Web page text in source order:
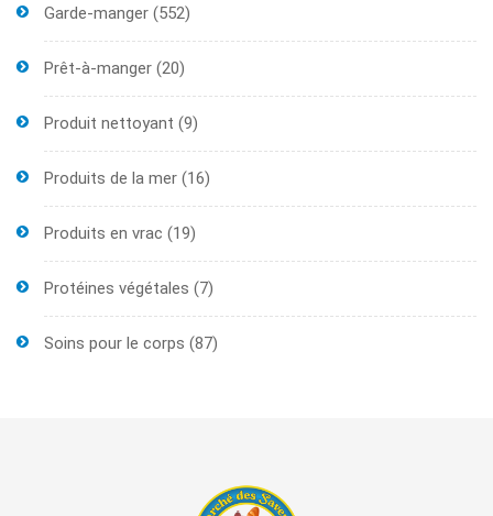
Garde-manger (552)
Prêt-à-manger (20)
Produit nettoyant (9)
Produits de la mer (16)
Produits en vrac (19)
Protéines végétales (7)
Soins pour le corps (87)